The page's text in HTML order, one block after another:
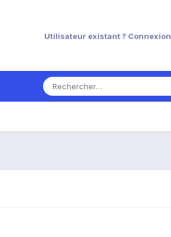
Utilisateur existant ? Connexion